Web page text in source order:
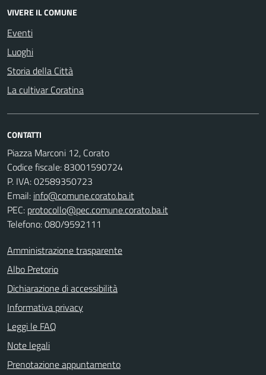
VIVERE IL COMUNE
Eventi
Luoghi
Storia della Città
La cultivar Coratina
CONTATTI
Piazza Marconi 12, Corato
Codice fiscale: 83001590724
P. IVA: 02589350723
Email: info@comune.corato.ba.it
PEC: protocollo@pec.comune.corato.ba.it
Telefono: 080/9592111
Amministrazione trasparente
Albo Pretorio
Dichiarazione di accessibilità
Informativa privacy
Leggi le FAQ
Note legali
Prenotazione appuntamento